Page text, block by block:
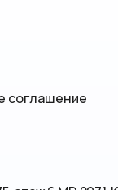
соглашение